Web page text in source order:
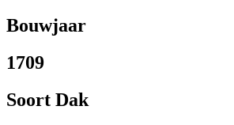
Bouwjaar
1709
Soort Dak